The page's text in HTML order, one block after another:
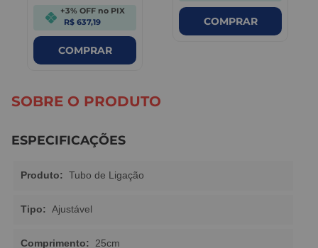
+3% OFF no PIX
R$ 637,19
COMPRAR
COMPRAR
SOBRE O PRODUTO
ESPECIFICAÇÕES
Produto: Tubo de Ligação
Tipo: Ajustável
Comprimento: 25cm